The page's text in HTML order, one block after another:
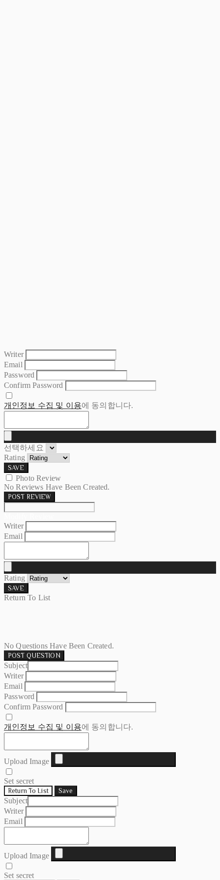
Writer
Email
Password
Confirm Password
개인정보 수집 및 이용에 동의합니다.
선택하세요
Rating
SAVE
Photo Review
No Reviews Have Been Created.
POST REVIEW
Writer
Email
Rating
SAVE
Return To List
No Questions Have Been Created.
POST QUESTION
Subject
Writer
Email
Password
Confirm Password
개인정보 수집 및 이용에 동의합니다.
Upload Image
Set secret
Return To List Save
Subject
Writer
Email
Upload Image
Set secret